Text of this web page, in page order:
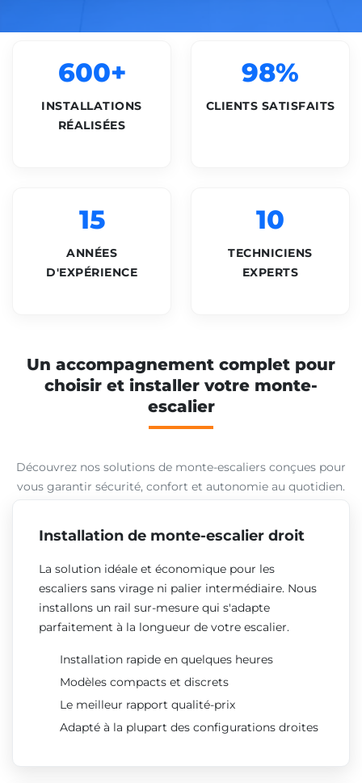
600+
INSTALLATIONS
RÉALISÉES
98%
CLIENTS SATISFAITS
15
ANNÉES
D'EXPÉRIENCE
10
TECHNICIENS
EXPERTS
Un accompagnement complet pour
choisir et installer votre monte-
escalier
Découvrez nos solutions de monte-escaliers conçues pour
vous garantir sécurité, confort et autonomie au quotidien.
Installation de monte-escalier droit
La solution idéale et économique pour les
escaliers sans virage ni palier intermédiaire. Nous
installons un rail sur-mesure qui s'adapte
parfaitement à la longueur de votre escalier.
Installation rapide en quelques heures
Modèles compacts et discrets
Le meilleur rapport qualité-prix
Adapté à la plupart des configurations droites